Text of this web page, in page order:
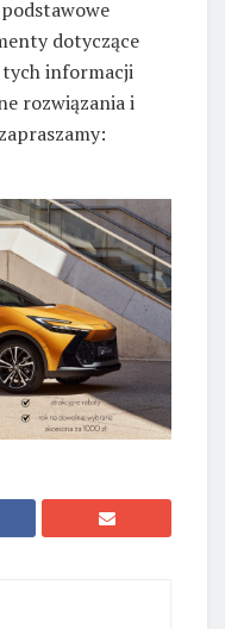
dotyczące
tych informacji
rozwiązania i